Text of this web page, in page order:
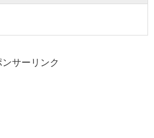
ンサーリンク